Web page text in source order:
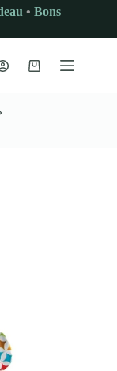
• Bons
Panier